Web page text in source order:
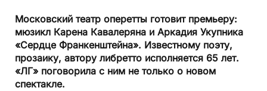
Московский театр оперетты готовит премьеру:
мюзикл Карена Кавалеряна и Аркадия Укупника
«Сердце Франкенштейна». Известному поэту,
прозаику, автору либретто исполняется 65 лет.
«ЛГ» поговорила с ним не только о новом
спектакле.